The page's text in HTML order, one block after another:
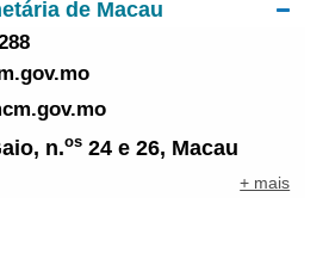
e as suas
de Macau
n.os 24 e 26, Macau
+ mais